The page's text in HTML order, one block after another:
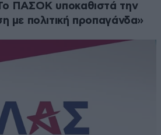
ΠΑΣΟΚ υποκαθιστά την
με πολιτική προπαγάνδα»